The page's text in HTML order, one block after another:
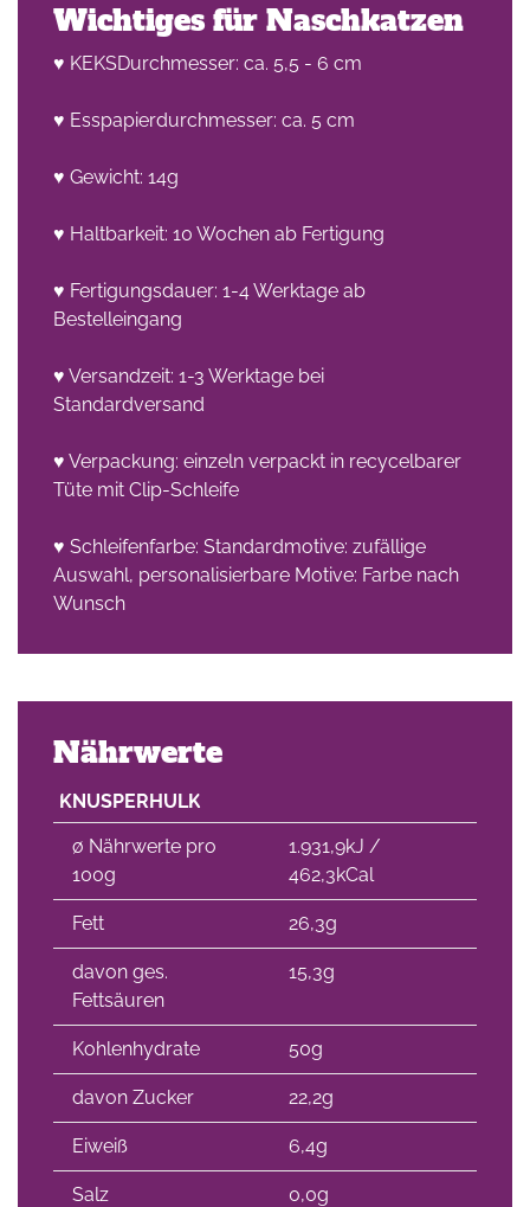
Wichtiges für Naschkatzen
♥ KEKSDurchmesser: ca. 5,5 - 6 cm
♥ Esspapierdurchmesser: ca. 5 cm
♥ Gewicht: 14g
♥ Haltbarkeit: 10 Wochen ab Fertigung
♥ Fertigungsdauer: 1-4 Werktage ab
Bestelleingang
♥ Versandzeit: 1-3 Werktage bei
Standardversand
♥ Verpackung: einzeln verpackt in recycelbarer
Tüte mit Clip-Schleife
♥ Schleifenfarbe: Standardmotive: zufällige
Auswahl, personalisierbare Motive: Farbe nach
Wunsch
Nährwerte
KNUSPERHULK
∅ Nährwerte pro
100g
1.931,9kJ /
462,3kCal
Fett 26,3g
davon ges.
Fettsäuren
15,3g
Kohlenhydrate 50g
davon Zucker 22,2g
Eiweiß 6,4g
Salz 0,0g